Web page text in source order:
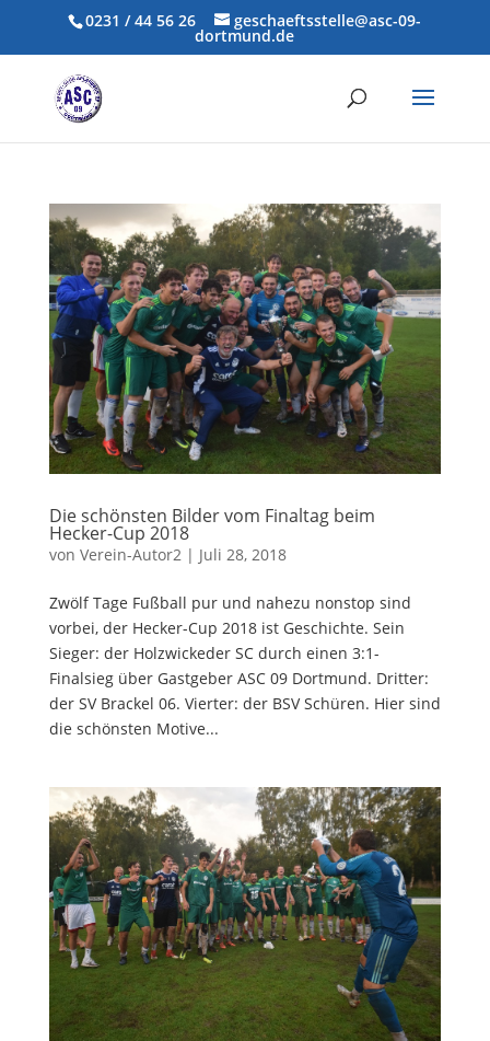
0231 / 44 56 26 geschaeftsstelle@asc-09-
dortmund.de
Die schönsten Bilder vom Finaltag beim
Hecker-Cup 2018
von Verein-Autor2| Juli 28, 2018
Zwölf Tage Fußball pur und nahezu nonstop sind
vorbei, der Hecker-Cup 2018 ist Geschichte. Sein
Sieger: der Holzwickeder SC durch einen 3:1-
Finalsieg über Gastgeber ASC 09 Dortmund. Dritter:
der SV Brackel 06. Vierter: der BSV Schüren. Hier sind
die schönsten Motive...